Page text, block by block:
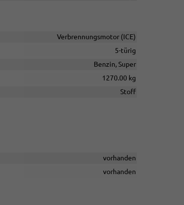
Verbrennungsmotor (ICE)
5-türig
Benzin, Super
1270.00 kg
Stoff
vorhanden
vorhanden